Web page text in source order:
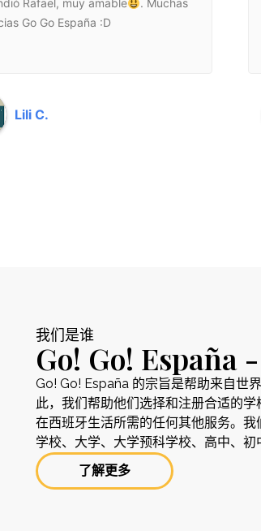
Rafael, muy amable
. Muchas
Go Go España :D
Lili C.
我们是谁
Go! Go! España
Go! Go! España 的宗旨是帮助来自世
此，我们帮助他们选择和注册合适的
在西班牙生活所需的任何其他服务。
学校、大学、大学预科学校、高中、初
了解更多